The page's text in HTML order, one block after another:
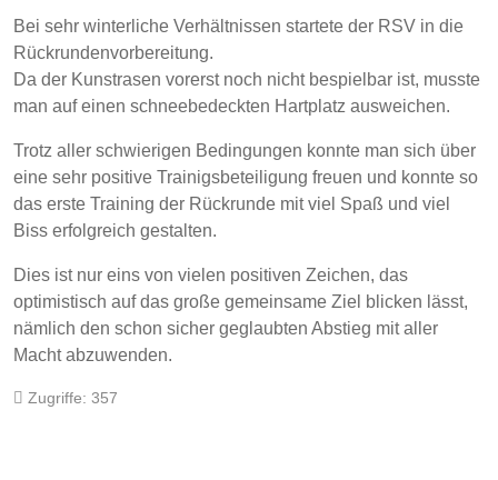
Bei sehr winterliche Verhältnissen startete der RSV in die
Rückrundenvorbereitung.
Da der Kunstrasen vorerst noch nicht bespielbar ist, musste
man auf einen schneebedeckten Hartplatz ausweichen.
Trotz aller schwierigen Bedingungen konnte man sich über
eine sehr positive Trainigsbeteiligung freuen und konnte so
das erste Training der Rückrunde mit viel Spaß und viel
Biss erfolgreich gestalten.
Dies ist nur eins von vielen positiven Zeichen, das
optimistisch auf das große gemeinsame Ziel blicken lässt,
nämlich den schon sicher geglaubten Abstieg mit aller
Macht abzuwenden.
Zugriffe: 357